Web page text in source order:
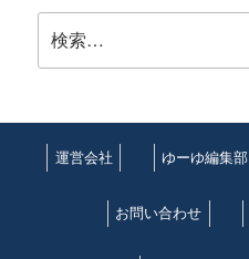
運営会社 ゆーゆ編集部
お問い合わせ